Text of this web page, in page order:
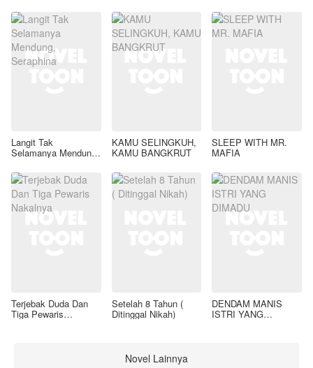
Langit Tak
Selamanya Mendung,
KAMU SELINGKUH,
KAMU BANGKRUT
SLEEP WITH MR.
MAFIA
Terjebak Duda Dan
Tiga Pewaris
Setelah 8 Tahun (
Ditinggal Nikah)
DENDAM MANIS
ISTRI YANG
Novel Lainnya